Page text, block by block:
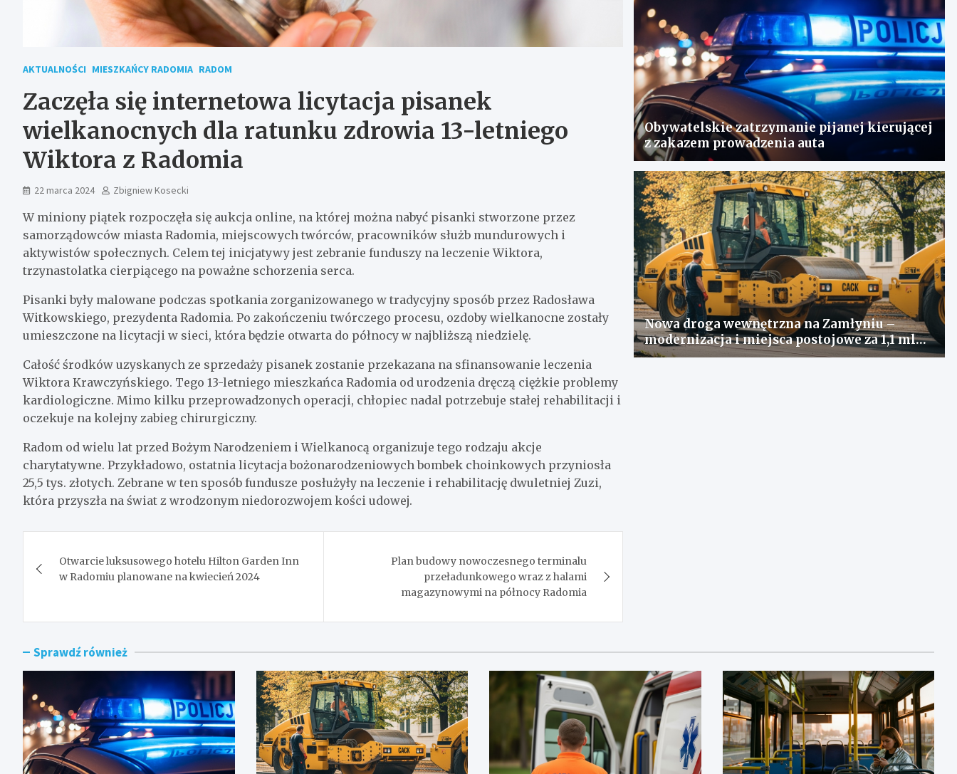
AKTUALNOŚCI MIESZKAŃCY RADOMIA RADOM
Zaczęła się internetowa licytacja pisanek
wielkanocnych dla ratunku zdrowia 13-letniego
Wiktora z Radomia
22 marca 2024 Zbigniew Kosecki
W miniony piątek rozpoczęła się aukcja online, na której można nabyć pisanki stworzone przez
samorządowców miasta Radomia, miejscowych twórców, pracowników służb mundurowych i
aktywistów społecznych. Celem tej inicjatywy jest zebranie funduszy na leczenie Wiktora,
trzynastolatka cierpiącego na poważne schorzenia serca.
Pisanki były malowane podczas spotkania zorganizowanego w tradycyjny sposób przez Radosława
Witkowskiego, prezydenta Radomia. Po zakończeniu twórczego procesu, ozdoby wielkanocne zostały
umieszczone na licytacji w sieci, która będzie otwarta do północy w najbliższą niedzielę.
Całość środków uzyskanych ze sprzedaży pisanek zostanie przekazana na sfinansowanie leczenia
Wiktora Krawczyńskiego. Tego 13-letniego mieszkańca Radomia od urodzenia dręczą ciężkie problemy
kardiologiczne. Mimo kilku przeprowadzonych operacji, chłopiec nadal potrzebuje stałej rehabilitacji i
oczekuje na kolejny zabieg chirurgiczny.
Radom od wielu lat przed Bożym Narodzeniem i Wielkanocą organizuje tego rodzaju akcje
charytatywne. Przykładowo, ostatnia licytacja bożonarodzeniowych bombek choinkowych przyniosła
25,5 tys. złotych. Zebrane w ten sposób fundusze posłużyły na leczenie i rehabilitację dwuletniej Zuzi,
która przyszła na świat z wrodzonym niedorozwojem kości udowej.
wpisu
Otwarcie luksusowego hotelu Hilton Garden Inn
w Radomiu planowane na kwiecień 2024
Plan budowy nowoczesnego terminalu
przeładunkowego wraz z halami
magazynowymi na północy Radomia
Obywatelskie zatrzymanie pijanej kierującej
z zakazem prowadzenia auta
Nowa droga wewnętrzna na Zamłyniu –
modernizacja i miejsca postojowe za 1,1 mln
zł
Sprawdź również